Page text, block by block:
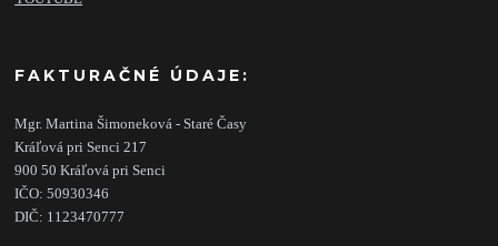
FAKTURAČNÉ ÚDAJE:
Mgr. Martina Šimoneková - Staré Časy
Kráľová pri Senci 217
900 50 Kráľová pri Senci
IČO: 50930346
DIČ: 1123470777